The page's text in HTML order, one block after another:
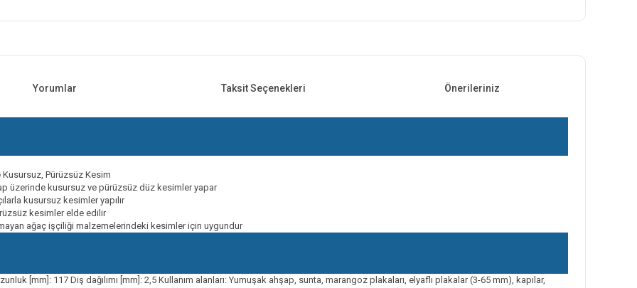
Yorumlar Taksit Seçenekleri Önerileriniz
Kusursuz, Pürüzsüz Kesim
üzerinde kusursuz ve pürüzsüz düz kesimler yapar
kusursuz kesimler yapılır
kesimler elde edilir
ağaç işçiliği malzemelerindeki kesimler için uygundur
[mm]: 117 Diş dağılımı [mm]: 2,5 Kullanım alanları: Yumuşak ahşap, sunta, marangoz plakaları, elyaflı plakalar (3-65 mm), kapılar,